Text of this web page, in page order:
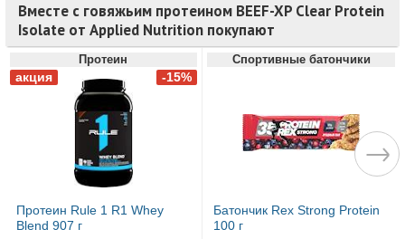
Вместе с говяжьим протеином BEEF-XP Clear Protein
Isolate от Applied Nutrition покупают
Протеин
Протеин Rule 1 R1 Whey
Blend 907 г
Спортивные батончики
Батончик Rex Strong Protein
100 г